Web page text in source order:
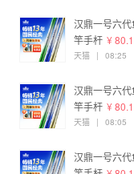
汉鼎一号六
竿手杆 ¥
天猫 | 08:25
汉鼎一号六
竿手杆 ¥
天猫 | 08:05
汉鼎一号六